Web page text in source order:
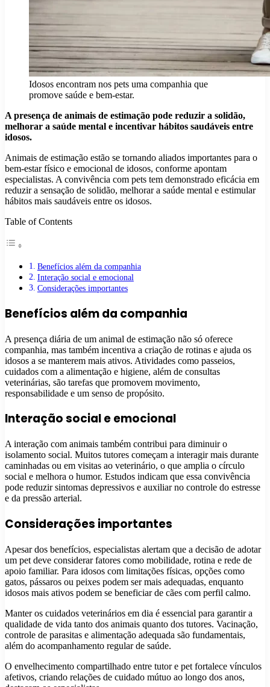
Idosos encontram nos pets uma companhia que
promove saúde e bem-estar.
A presença de animais de estimação pode reduzir a solidão,
melhorar a saúde mental e incentivar hábitos saudáveis entre
idosos.
Animais de estimação estão se tornando aliados importantes para o
bem-estar físico e emocional de idosos, conforme apontam
especialistas. A convivência com pets tem demonstrado eficácia em
reduzir a sensação de solidão, melhorar a saúde mental e estimular
hábitos mais saudáveis entre os idosos.
Table of Contents
Benefícios além da companhia
Interação social e emocional
Considerações importantes
Benefícios além da companhia
A presença diária de um animal de estimação não só oferece
companhia, mas também incentiva a criação de rotinas e ajuda os
idosos a se manterem mais ativos. Atividades como passeios,
cuidados com a alimentação e higiene, além de consultas
veterinárias, são tarefas que promovem movimento,
responsabilidade e um senso de propósito.
Interação social e emocional
A interação com animais também contribui para diminuir o
isolamento social. Muitos tutores começam a interagir mais durante
caminhadas ou em visitas ao veterinário, o que amplia o círculo
social e melhora o humor. Estudos indicam que essa convivência
pode reduzir sintomas depressivos e auxiliar no controle do estresse
e da pressão arterial.
Considerações importantes
Apesar dos benefícios, especialistas alertam que a decisão de adotar
um pet deve considerar fatores como mobilidade, rotina e rede de
apoio familiar. Para idosos com limitações físicas, opções como
gatos, pássaros ou peixes podem ser mais adequadas, enquanto
idosos mais ativos podem se beneficiar de cães com perfil calmo.
Manter os cuidados veterinários em dia é essencial para garantir a
qualidade de vida tanto dos animais quanto dos tutores. Vacinação,
controle de parasitas e alimentação adequada são fundamentais,
além do acompanhamento regular de saúde.
O envelhecimento compartilhado entre tutor e pet fortalece vínculos
afetivos, criando relações de cuidado mútuo ao longo dos anos,